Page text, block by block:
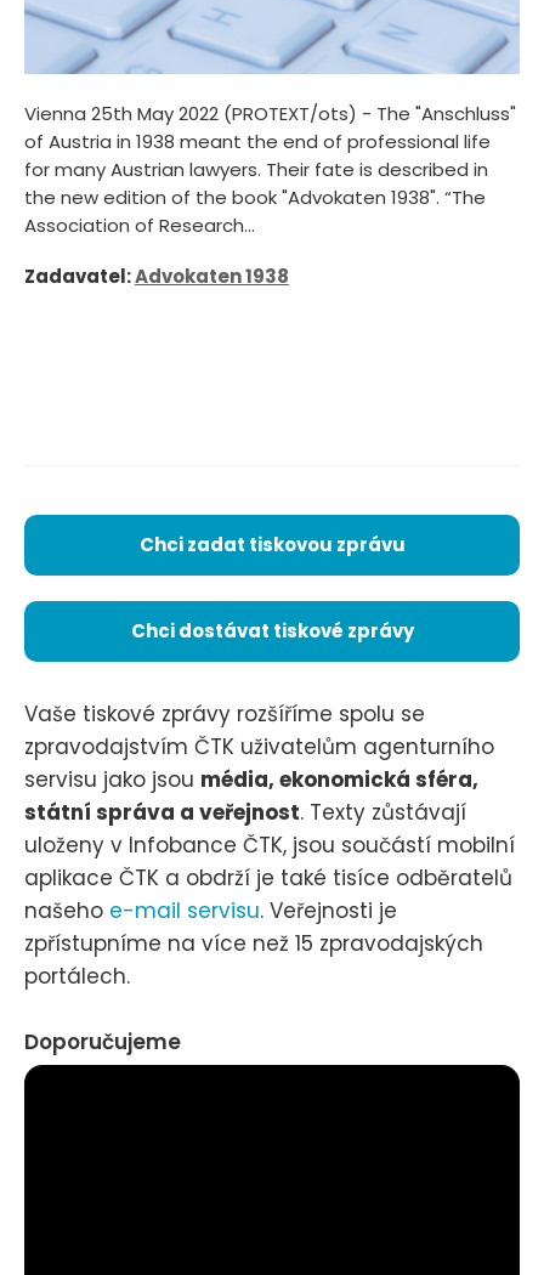
Vienna 25th May 2022 (PROTEXT/ots) - The "Anschluss"
of Austria in 1938 meant the end of professional life
for many Austrian lawyers. Their fate is described in
the new edition of the book "Advokaten 1938". “The
Association of Research...
Zadavatel:Advokaten 1938
Chci zadat tiskovou zprávu
Chci dostávat tiskové zprávy
Vaše tiskové zprávy rozšíříme spolu se
zpravodajstvím ČTK uživatelům agenturního
servisu jako jsou média, ekonomická sféra,
státní správa a veřejnost. Texty zůstávají
uloženy v Infobance ČTK, jsou součástí mobilní
aplikace ČTK a obdrží je také tisíce odběratelů
našeho e-mail servisu. Veřejnosti je
zpřístupníme na více než 15 zpravodajských
portálech.
Doporučujeme